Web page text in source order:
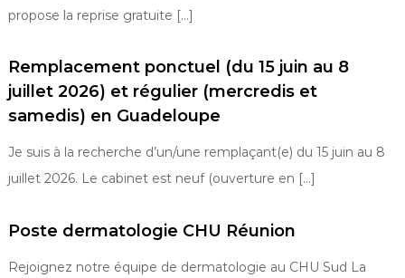
propose la reprise gratuite […]
Remplacement ponctuel (du 15 juin au 8
juillet 2026) et régulier (mercredis et
samedis) en Guadeloupe
Je suis à la recherche d’un/une remplaçant(e) du 15 juin au 8
juillet 2026. Le cabinet est neuf (ouverture en […]
Poste dermatologie CHU Réunion
Rejoignez notre équipe de dermatologie au CHU Sud La